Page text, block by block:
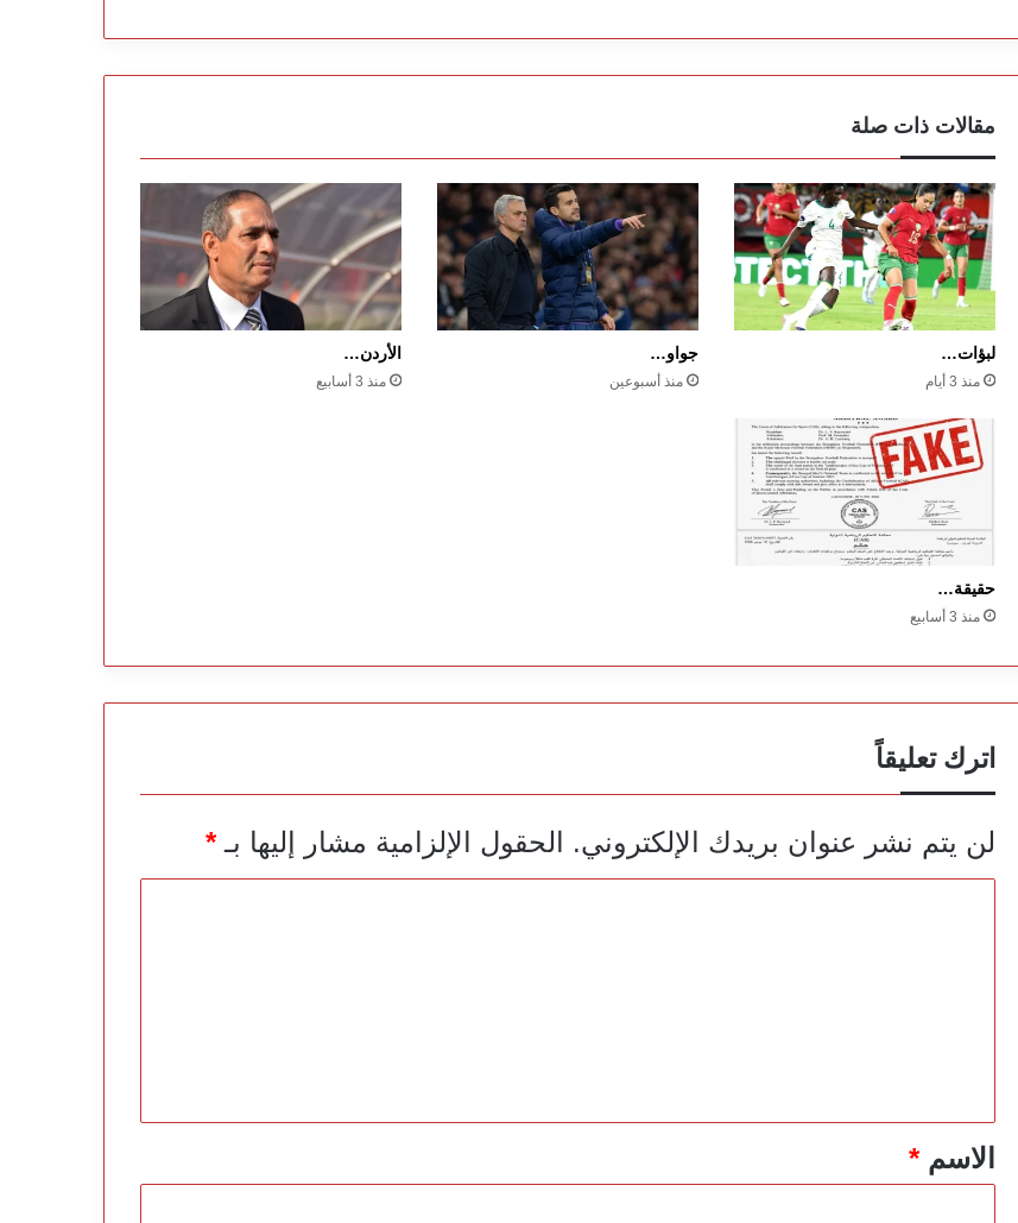
مقالات ذات صلة
لبؤات…
منذ 3 أيام
جواو…
منذ أسبوعين
الأردن…
منذ 3 أسابيع
حقيقة…
منذ 3 أسابيع
اترك تعليقاً
لن يتم نشر عنوان بريدك الإلكتروني. الحقول الإلزامية مشار إليها بـ*
*الاسم*